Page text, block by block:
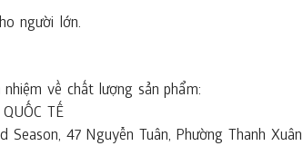
người lớn.
về chất lượng sản phẩm:
TẾ
47 Nguyễn Tuân, Phường Thanh